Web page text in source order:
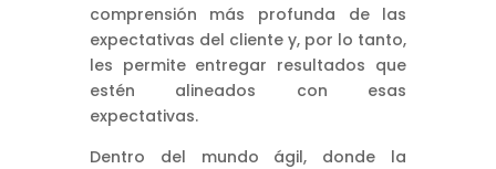
comprensión más profunda de las
expectativas del cliente y, por lo tanto,
les permite entregar resultados que
estén alineados con esas
expectativas.
Dentro del mundo ágil, donde la